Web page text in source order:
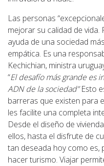
Las personas
mejorar su calidad de
ayuda de una sociedad
empática. Es una
Kechichian, ministra
“El desafío más grande es
ADN de la sociedad”Esto
barreras que existen para
les facilite una completa
Desde el diseño de
ellos, hasta el disfrute de
tan deseada hoy como es,
hacer turismo. Viajar